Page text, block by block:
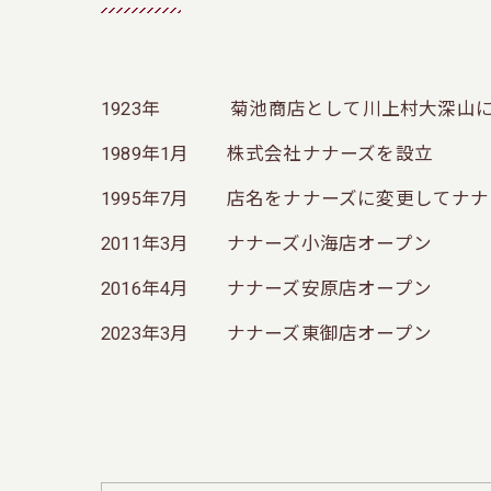
1923年 菊池商店として川上村大深山に
1989年1月 株式会社ナナーズを設立
1995年7月 店名をナナーズに変更してナナ
2011年3月 ナナーズ小海店オープン
2016年4月 ナナーズ安原店オープン
2023年3月 ナナーズ東御店オープン